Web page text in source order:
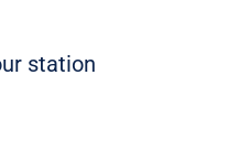
station